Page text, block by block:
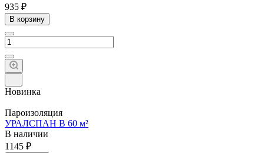
935 ₽
В корзину
Новинка
Пароизоляция
УРАЛСПАН B 60 м²
В наличии
1145 ₽